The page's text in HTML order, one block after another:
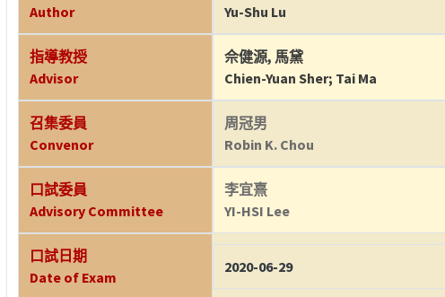
Author
Yu-Shu Lu
指導教授
Advisor
佘健源, 馬黛
Chien-Yuan Sher; Tai Ma
召集委員
Convenor
周冠男
Robin K. Chou
口試委員
Advisory Committee
李宜熹
YI-HSI Lee
口試日期
Date of Exam
2020-06-29